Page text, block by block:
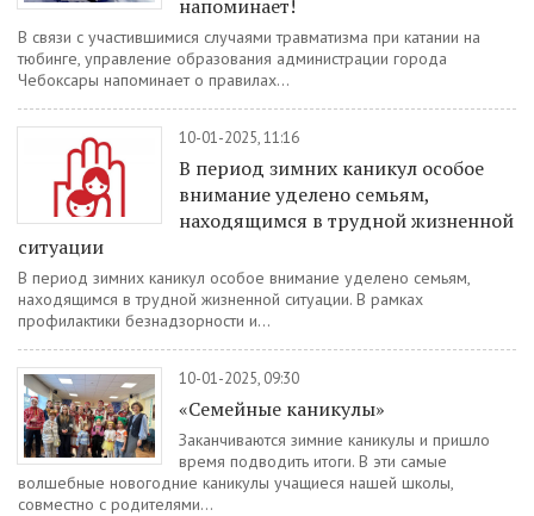
напоминает!
В связи с участившимися случаями травматизма при катании на
тюбинге, управление образования администрации города
Чебоксары напоминает о правилах...
10-01-2025, 11:16
В период зимних каникул особое
внимание уделено семьям,
находящимся в трудной жизненной
ситуации
В период зимних каникул особое внимание уделено семьям,
находящимся в трудной жизненной ситуации. В рамках
профилактики безнадзорности и...
10-01-2025, 09:30
«Семейные каникулы»
Заканчиваются зимние каникулы и пришло
время подводить итоги. В эти самые
волшебные новогодние каникулы учащиеся нашей школы,
совместно с родителями...